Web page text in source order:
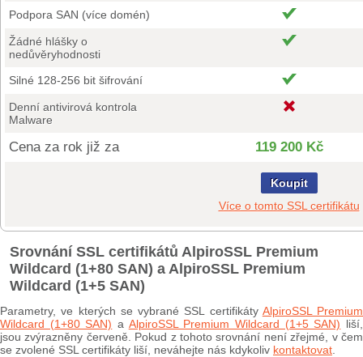
Podpora SAN (více domén)
Žádné hlášky o
nedůvěryhodnosti
Silné 128-256 bit šifrování
Denní antivirová kontrola
Malware
Cena za rok již za 119 200 Kč
Koupit
Více o tomto SSL certifikátu
Srovnání SSL certifikátů AlpiroSSL Premium
Wildcard (1+80 SAN) a AlpiroSSL Premium
Wildcard (1+5 SAN)
Parametry, ve kterých se vybrané SSL certifikáty AlpiroSSL Premium
Wildcard (1+80 SAN) a AlpiroSSL Premium Wildcard (1+5 SAN) liší,
jsou zvýrazněny červeně. Pokud z tohoto srovnání není zřejmé, v čem
se zvolené SSL certifikáty liší, neváhejte nás kdykoliv kontaktovat